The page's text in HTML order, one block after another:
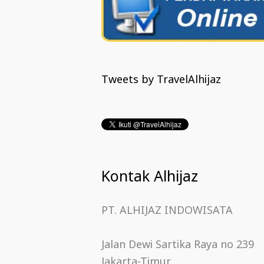
Tweets by TravelAlhijaz
Kontak Alhijaz
PT. ALHIJAZ INDOWISATA
Jalan Dewi Sartika Raya no 239